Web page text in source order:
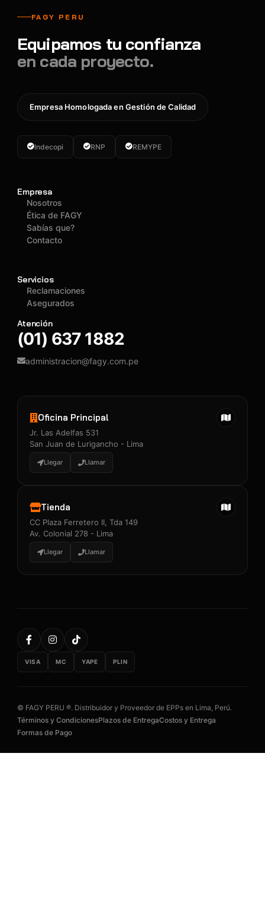
FAGY PERU
Equipamos tu confianza
en cada proyecto.
Empresa Homologada en Gestión de Calidad
Indecopi RNP REMYPE
Empresa
Nosotros
Ética de FAGY
Sabías que?
Contacto
Servicios
Reclamaciones
Asegurados
Atención
(01) 637 1882
administracion@fagy.com.pe
Oficina Principal
Jr. Las Adelfas 531
San Juan de Lurigancho - Lima
Llegar Llamar
Tienda
CC Plaza Ferretero II, Tda 149
Av. Colonial 278 - Lima
Llegar Llamar
VISA MC YAPE PLIN
© FAGY PERU ®. Distribuidor y Proveedor de EPPs en Lima, Perú.
Términos y CondicionesPlazos de EntregaCostos y Entrega
Formas de Pago